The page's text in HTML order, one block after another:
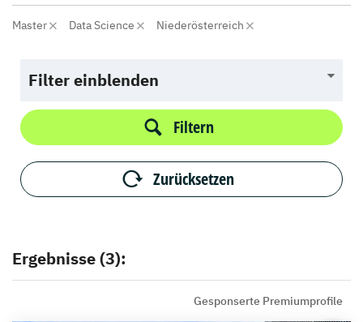
Master Data Science Niederösterreich
Filter einblenden
Filtern
Zurücksetzen
Ergebnisse (3):
Gesponserte Premiumprofile